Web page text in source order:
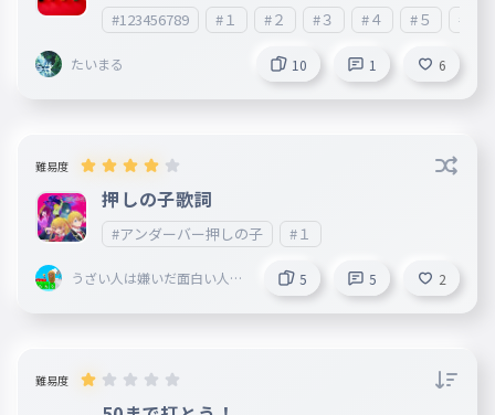
#123456789 #１ #２ #３ #４ #５ #６
たいまる 10 1 6
難易度
押しの子歌詞
#アンダーバー押しの子 #１
うざい人は嫌いだ面白い人は
5 5 2
難易度